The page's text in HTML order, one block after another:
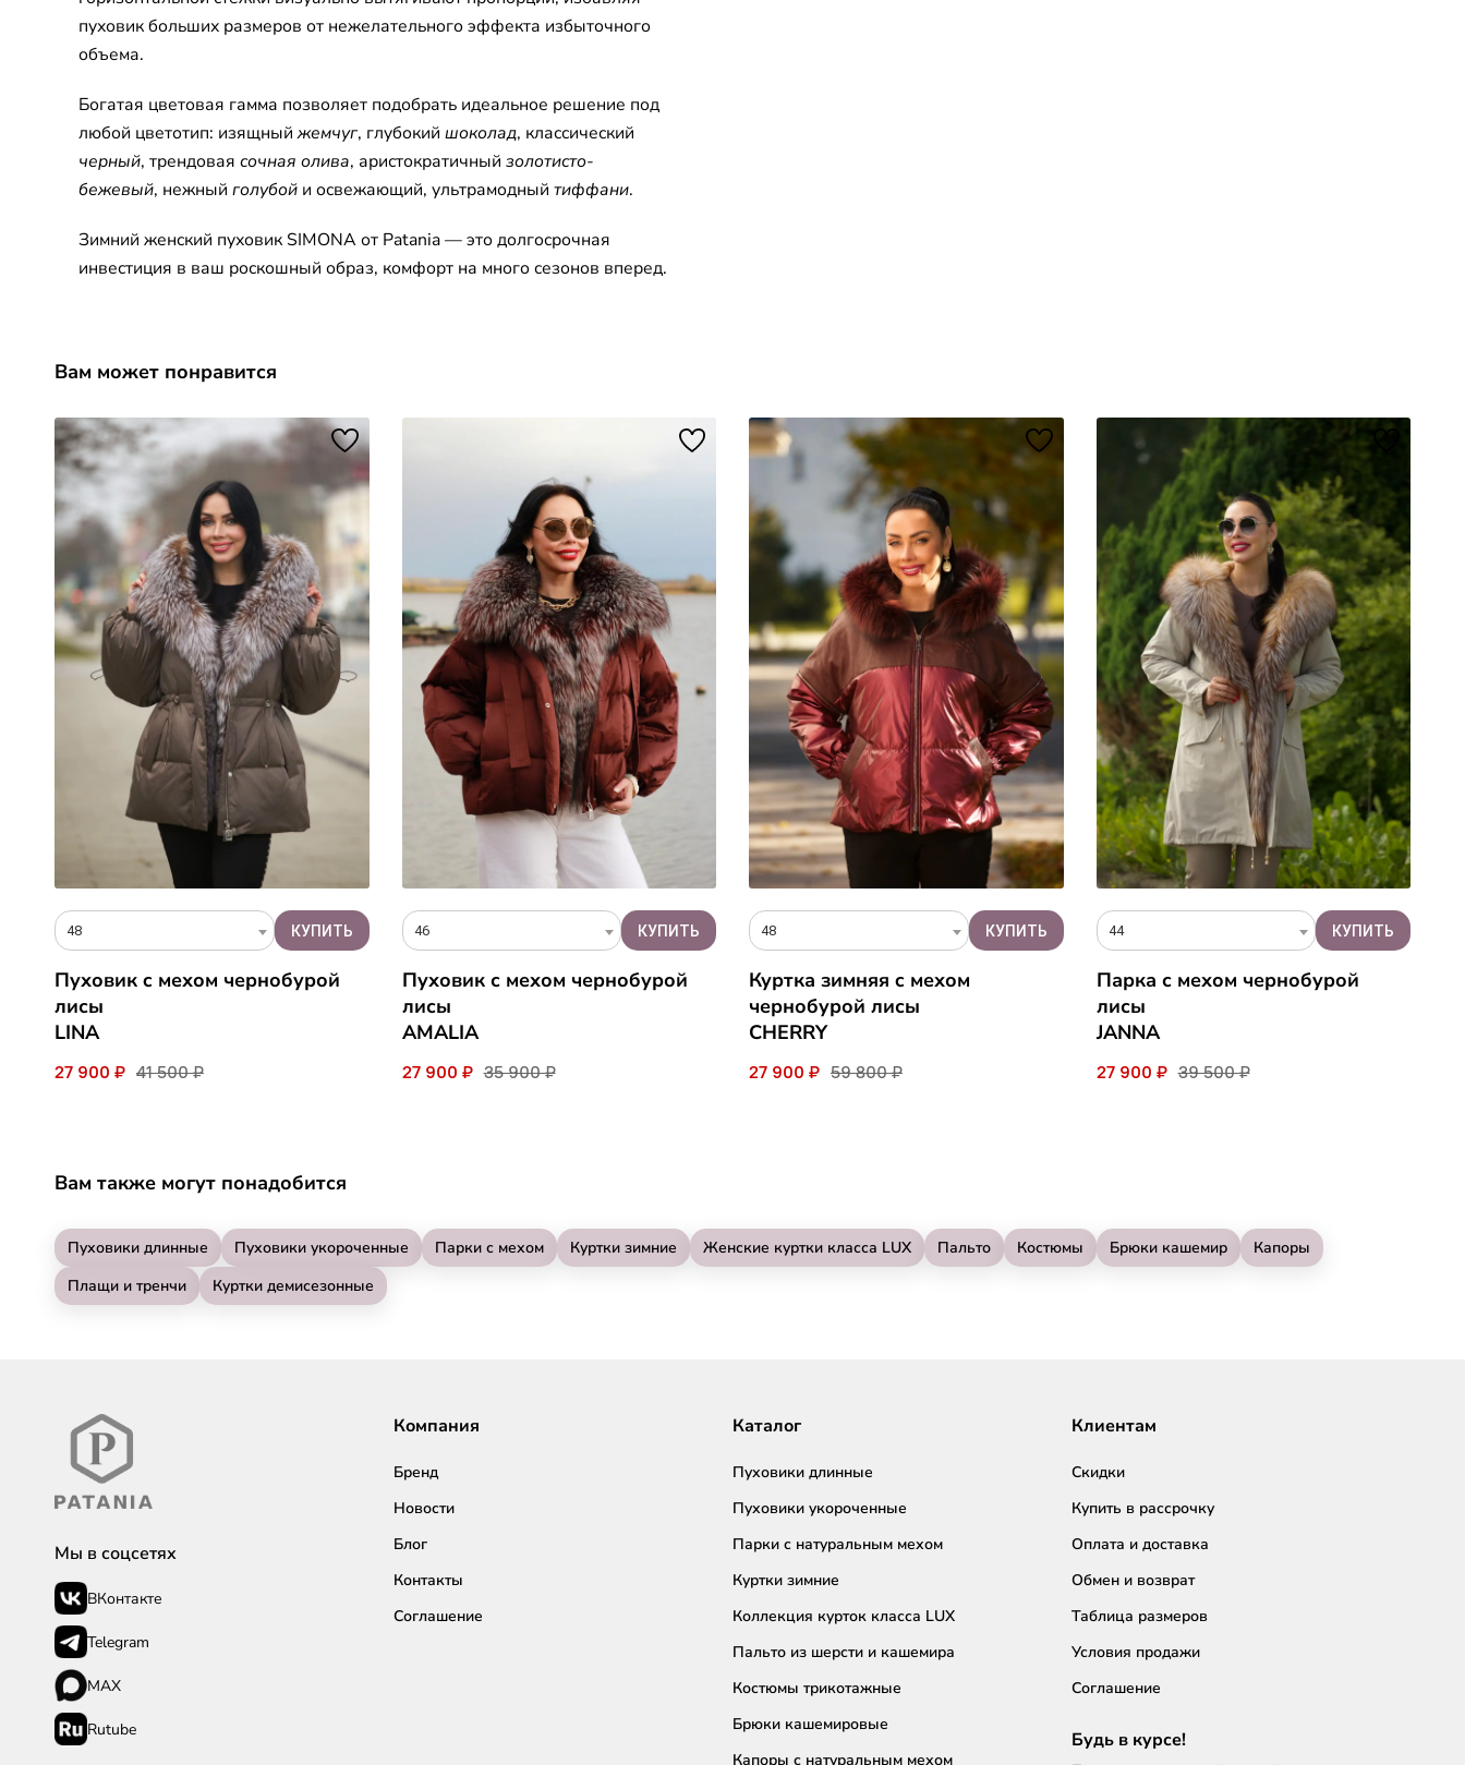
пуховик больших размеров от нежелательного эффекта избыточного
объема.
Богатая цветовая гамма позволяет подобрать идеальное решение под
любой цветотип: изящныйжемчуг, глубокий шоколад, классический
черный, трендовая сочная олива, аристократичный золотисто-
бежевый, нежный голубой и освежающий, ультрамодный тиффани.
Зимний женский пуховик SIMONA от Patania — это долгосрочная
инвестиция в ваш роскошный образ, комфорт на много сезонов вперед.
Вам может понравится
48
Пуховик c мехом чернобурой
лисы
LINA
27 900 ₽ 41 500 ₽
46
Пуховик с мехом чернобурой
лисы
AMALIA
27 900 ₽ 35 900 ₽
48
Куртка зимняя c мехом
чернобурой лисы
CHERRY
27 900 ₽ 59 800 ₽
44
Парка с мехом чернобурой
лисы
JANNA
27 900 ₽ 39 500 ₽
Вам также могут понадобится
Пуховики длинные Пуховики укороченные Парки с мехом Куртки зимние Женские куртки класса LUX Пальто Костюмы Брюки кашемир
Капоры
Плащи и тренчи
Куртки демисезонные
Мы в соцсетях
ВКонтакте
Telegram
MAX
Rutube
Компания
Бренд
Новости
Блог
Контакты
Соглашение
Каталог
Пуховики длинные
Пуховики укороченные
Парки с натуральным мехом
Куртки зимние
Коллекция курток класса LUX
Пальто из шерсти и кашемира
Костюмы трикотажные
Брюки кашемировые
Капоры с натуральным мехом
Клиентам
Скидки
Купить в рассрочку
Оплата и доставка
Обмен и возврат
Таблица размеров
Условия продажи
Соглашение
Будь в курсе!